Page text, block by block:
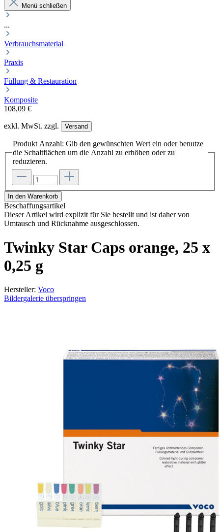
Menü schließen
...
Verbrauchsmaterial
Praxis
Füllung & Restauration
Komposite
108,09 €
exkl. MwSt. zzgl. Versand
Produkt Anzahl: Gib den gewünschten Wert ein oder benutze
die Schaltflächen um die Anzahl zu erhöhen oder zu
reduzieren.
In den Warenkorb
Beschaffungsartikel
Dieser Artikel wird explizit für Sie bestellt und ist daher von
Umtausch und Rücknahme ausgeschlossen.
Twinky Star Caps orange, 25 x
0,25 g
Hersteller: Voco
Bildergalerie überspringen